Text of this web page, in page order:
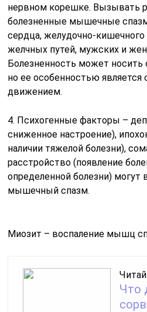
нервном корешке. Вызывать
болезненные мышечные
сердца, желудочно-кишечного
желчных путей, мужских и
Болезненность может носить
но ее особенностью является
движением.
4. Психогенные факторы –
сниженное настроение),
наличии тяжелой болезни),
расстройство (появление
определенной болезни)
мышечный спазм.
Миозит – воспаление мышц
Что